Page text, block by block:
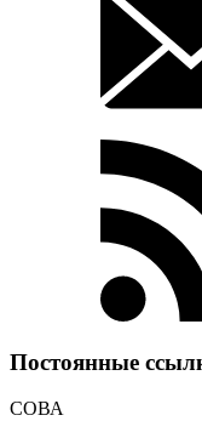
Постоянные
СОВА